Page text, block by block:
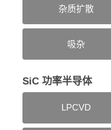
杂质扩散
吸杂
SiC 功率半导体
LPCVD